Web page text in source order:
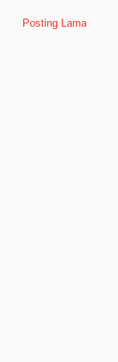
Posting Lama